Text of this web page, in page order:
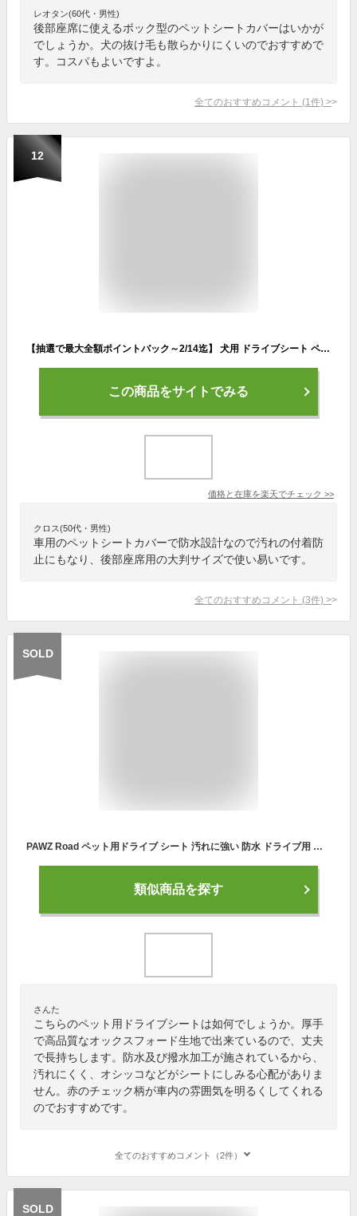
レオタン(60代・男性)
後部座席に使えるボック型のペットシートカバーはいかが
でしょうか。犬の抜け毛も散らかりにくいのでおすすめで
す。コスパもよいですよ。
全てのおすすめコメント (1 件) >
12
【抽選で最大全額ポイントバック～2/14迄】 犬用 ドライブシート ペット用 後部座席 ドライブボックス 後部座席用 メッシュ窓 車 シートカバー 防水 座席カバー 座席シート シート 大型 後部シート カーシートカバー 送料無料 12ss
この商品をサイトでみる
価格と在庫を楽天でチェック >>
クロス(50代・男性)
車用のペットシートカバーで防水設計なので汚れの付着防
止にもなり、後部座席用の大判サイズで使い易いです。
全てのおすすめコメント (3件) >
SOLD
PAWZ Road ペット用ドライブ シート 汚れに強い 防水 ドライブ用 後部 座席シートカバー 赤いチェック柄
類似商品を探す
さんた
こちらのペット用ドライブシートは如何でしょうか。厚手
で高品質なオックスフォード生地で出来ているので、丈夫
で長持ちします。防水及び撥水加工が施されているから、
汚れにくく、オシッコなどがシートにしみる心配がありま
せん。赤のチェック柄が車内の雰囲気を明るくしてくれる
のでおすすめです。
全てのおすすめコメント（2件）
SOLD